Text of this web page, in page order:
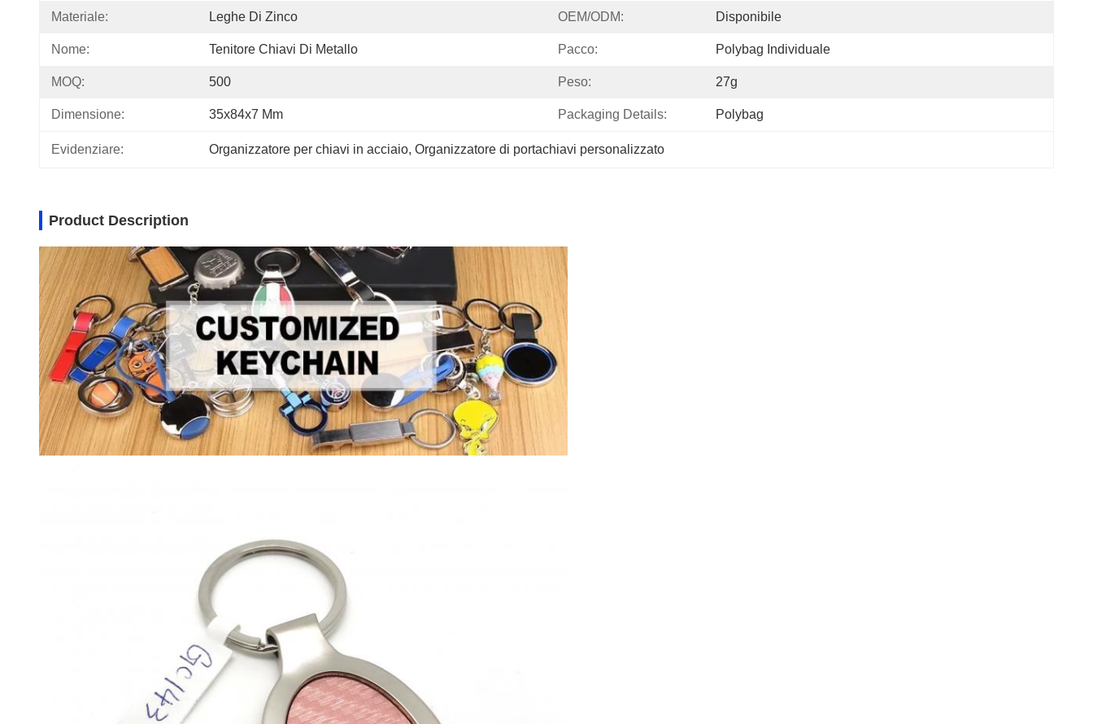
Materiale: Leghe Di Zinco OEM/ODM: Disponibile
Nome: Tenitore Chiavi Di Metallo Pacco: Polybag Individuale
MOQ: 500 Peso: 27g
Dimensione: 35x84x7 Mm Packaging Details: Polybag
Evidenziare: Organizzatore per chiavi in acciaio, Organizzatore di portachiavi personalizzato
Product Description